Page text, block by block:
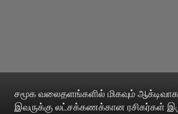
சமூக வலைதளங்களில் மிகவும்
இவருக்கு லட்சக்கணக்கான ரசிகர்கள்